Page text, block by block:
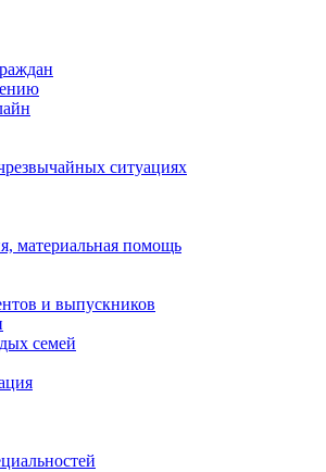
ситуациях
материальная помощь
и выпускников
семей